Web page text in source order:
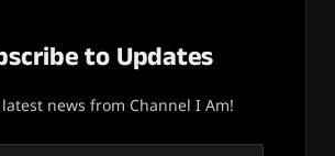
to Updates
news from Channel I Am!